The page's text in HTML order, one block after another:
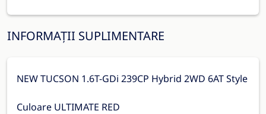
INFORMAȚII SUPLIMENTARE
NEW TUCSON 1.6T-GDi 239CP Hybrid 2WD 6AT Style
Culoare ULTIMATE RED